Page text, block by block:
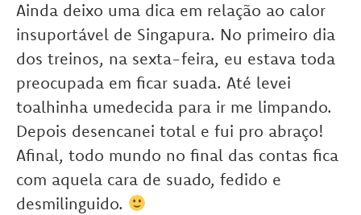
Ainda deixo uma dica em relação ao calor
insuportável de Singapura. No primeiro dia
dos treinos, na sexta-feira, eu estava toda
preocupada em ficar suada. Até levei
toalhinha umedecida para ir me limpando.
Depois desencanei total e fui pro abraço!
Afinal, todo mundo no final das contas fica
com aquela cara de suado, fedido e
desmilinguido.